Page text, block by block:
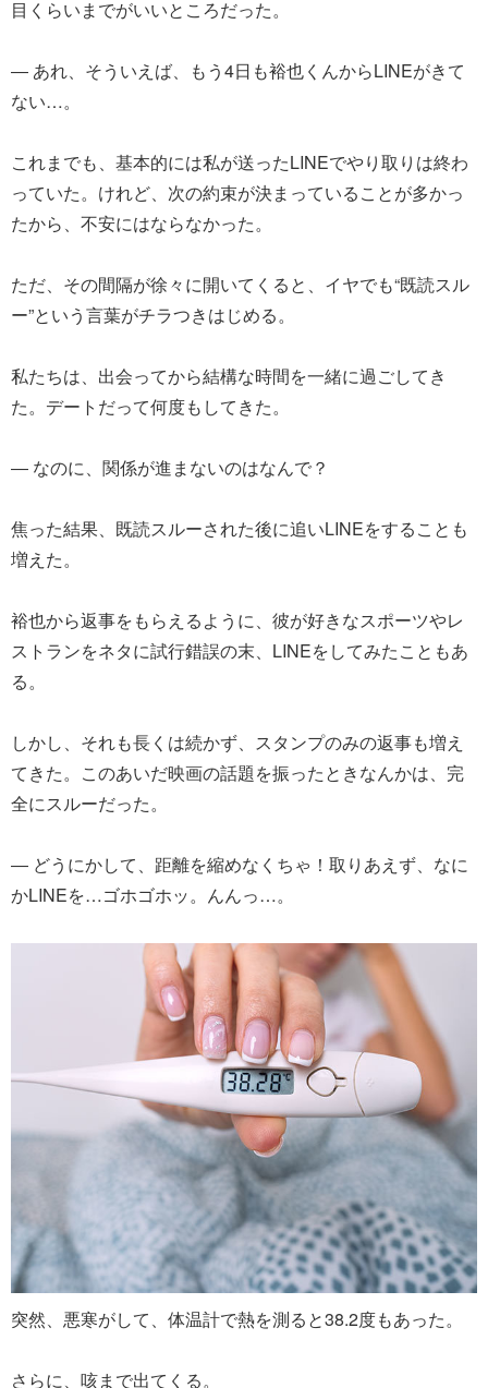
目くらいまでがいいところだった。
― あれ、そういえば、もう4日も裕也くんからLINEがきて
ない…。
これまでも、基本的には私が送ったLINEでやり取りは終わ
っていた。けれど、次の約束が決まっていることが多かっ
たから、不安にはならなかった。
ただ、その間隔が徐々に開いてくると、イヤでも“既読スル
ー”という言葉がチラつきはじめる。
私たちは、出会ってから結構な時間を一緒に過ごしてき
た。デートだって何度もしてきた。
― なのに、関係が進まないのはなんで？
焦った結果、既読スルーされた後に追いLINEをすることも
増えた。
裕也から返事をもらえるように、彼が好きなスポーツやレ
ストランをネタに試行錯誤の末、LINEをしてみたこともあ
る。
しかし、それも長くは続かず、スタンプのみの返事も増え
てきた。このあいだ映画の話題を振ったときなんかは、完
全にスルーだった。
― どうにかして、距離を縮めなくちゃ！取りあえず、なに
かLINEを…ゴホゴホッ。んんっ…。
突然、悪寒がして、体温計で熱を測ると38.2度もあった。
さらに、咳まで出てくる。